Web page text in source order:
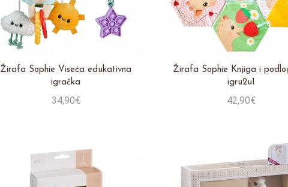
Žirafa Sophie Viseća edukativna
igračka
34,90€
Žirafa Sophie Knjiga i
igru2u1
42,90€